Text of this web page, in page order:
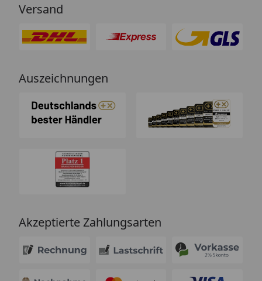
Versand
Auszeichnungen
Akzeptierte Zahlungsarten